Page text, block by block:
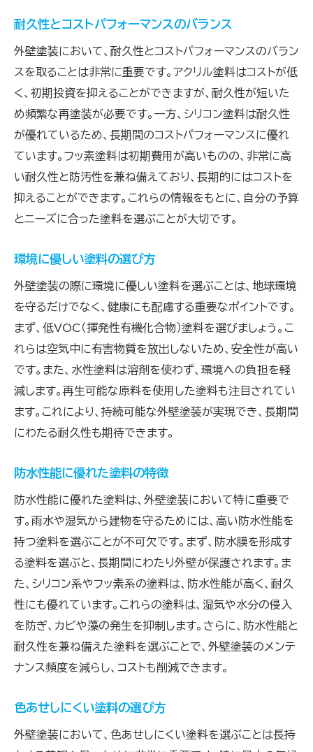
耐久性とコストパフォーマンスのバランス
外壁塗装において、耐久性とコストパフォーマンスのバラン
スを取ることは非常に重要です。アクリル塗料はコストが低
く、初期投資を抑えることができますが、耐久性が短いた
め頻繁な再塗装が必要です。一方、シリコン塗料は耐久性
が優れているため、長期間のコストパフォーマンスに優れ
ています。フッ素塗料は初期費用が高いものの、非常に高
い耐久性と防汚性を兼ね備えており、長期的にはコストを
抑えることができます。これらの情報をもとに、自分の予算
とニーズに合った塗料を選ぶことが大切です。
環境に優しい塗料の選び方
外壁塗装の際に環境に優しい塗料を選ぶことは、地球環境
を守るだけでなく、健康にも配慮する重要なポイントです。
まず、低VOC（揮発性有機化合物）塗料を選びましょう。こ
れらは空気中に有害物質を放出しないため、安全性が高い
です。また、水性塗料は溶剤を使わず、環境への負担を軽
減します。再生可能な原料を使用した塗料も注目されてい
ます。これにより、持続可能な外壁塗装が実現でき、長期間
にわたる耐久性も期待できます。
防水性能に優れた塗料の特徴
防水性能に優れた塗料は、外壁塗装において特に重要で
す。雨水や湿気から建物を守るためには、高い防水性能を
持つ塗料を選ぶことが不可欠です。まず、防水膜を形成す
る塗料を選ぶと、長期間にわたり外壁が保護されます。ま
た、シリコン系やフッ素系の塗料は、防水性能が高く、耐久
性にも優れています。これらの塗料は、湿気や水分の侵入
を防ぎ、カビや藻の発生を抑制します。さらに、防水性能と
耐久性を兼ね備えた塗料を選ぶことで、外壁塗装のメンテ
ナンス頻度を減らし、コストも削減できます。
色あせしにくい塗料の選び方
外壁塗装において、色あせしにくい塗料を選ぶことは長持